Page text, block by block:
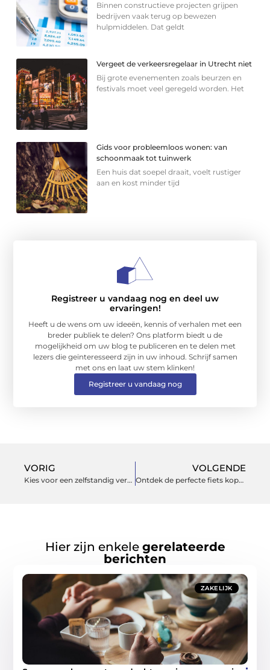
Binnen constructieve projecten grijpen
bedrijven vaak terug op bewezen
hulpmiddelen. Dat geldt
Vergeet de verkeersregelaar in Utrecht niet
Bij grote evenementen zoals beurzen en
festivals moet veel geregeld worden. Het
Gids voor probleemloos wonen: van
schoonmaak tot tuinwerk
Een huis dat soepel draait, voelt rustiger
aan en kost minder tijd
Registreer u vandaag nog en deel uw
ervaringen!
Heeft u de wens om uw ideeën, kennis of verhalen met een
breder publiek te delen? Ons platform biedt u de
mogelijkheid om uw blog te publiceren en te delen met
lezers die geïnteresseerd zijn in uw inhoud. Schrijf samen
met ons en laat uw stem klinken!
Registreer u vandaag nog
VORIG
Kies voor een zelfstandig vertaler voor professioneel vertaalwerk
VOLGENDE
Ontdek de perfecte fiets kopen in Rijssen en word een onderdelen van de fietscultuur
Hier zijn enkele gerelateerde
berichten
ZAKELIJK